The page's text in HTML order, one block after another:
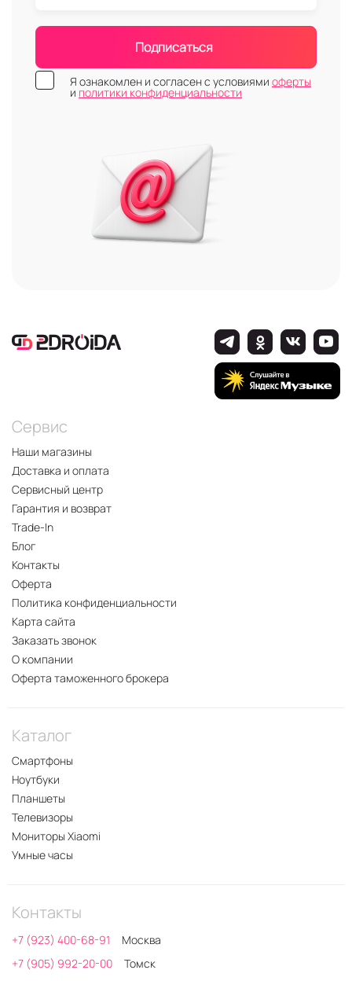
Подписаться
Я ознакомлен и согласен с условиями оферты
и политики конфиденциальности
Сервис
Наши магазины
Доставка и оплата
Сервисный центр
Гарантия и возврат
Trade-In
Блог
Контакты
Оферта
Политика конфиденциальности
Карта сайта
Заказать звонок
О компании
Оферта таможенного брокера
Каталог
Смартфоны
Ноутбуки
Планшеты
Телевизоры
Мониторы Xiaomi
Умные часы
Контакты
+7 (923) 400-68-91
Москва
+7 (905) 992-20-00
Томск